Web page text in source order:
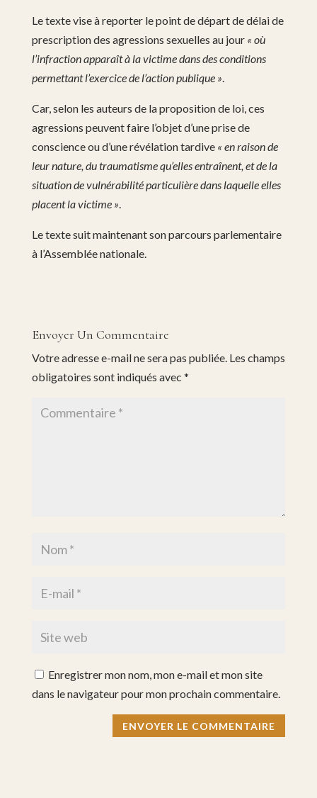
Le texte vise à reporter le point de départ de délai de
prescription des agressions sexuelles au jour « où
l’infraction apparaît à la victime dans des conditions
permettant l’exercice de l’action publique ».
Car, selon les auteurs de la proposition de loi, ces
agressions peuvent faire l’objet d’une prise de
conscience ou d’une révélation tardive « en raison de
leur nature, du traumatisme qu’elles entraînent, et de la
situation de vulnérabilité particulière dans laquelle elles
placent la victime ».
Le texte suit maintenant son parcours parlementaire
à l’Assemblée nationale.
Envoyer Un Commentaire
Votre adresse e-mail ne sera pas publiée. Les champs
obligatoires sont indiqués avec *
Enregistrer mon nom, mon e-mail et mon site
dans le navigateur pour mon prochain commentaire.